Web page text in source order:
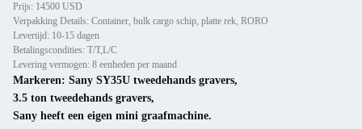
Prijs: 14500 USD
Verpakking Details: Container, bulk cargo schip, platte rek, RORO
Levertijd: 10-15 dagen
Betalingscondities: T/T,L/C
Levering vermogen: 8 eenheden per maand
Markeren: Sany SY35U tweedehands gravers,
3.5 ton tweedehands gravers,
Sany heeft een eigen mini graafmachine.